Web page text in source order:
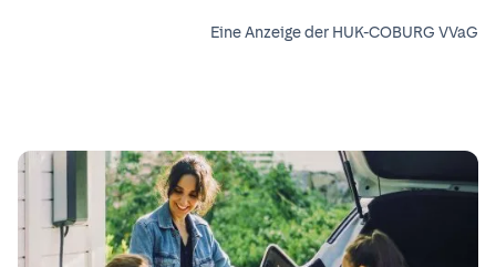
Eine Anzeige der HUK-COBURG VVaG